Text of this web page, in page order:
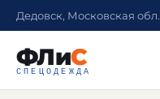
Дедовск, Московская обл.
ФЛиС
СПЕЦОДЕЖДА